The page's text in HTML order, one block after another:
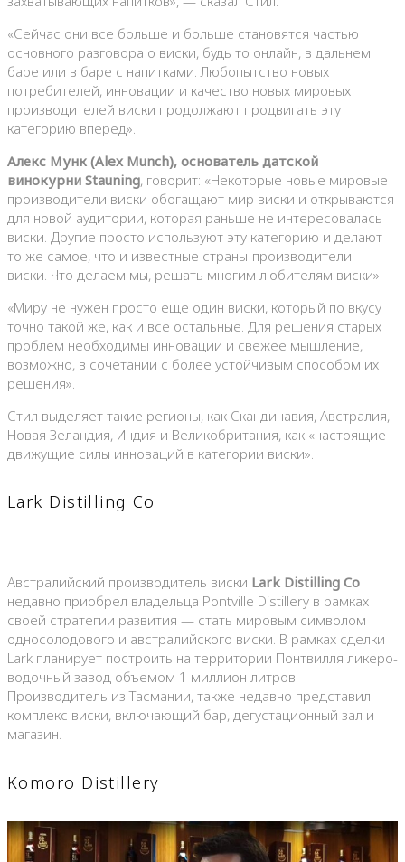
«Сейчас они все больше и больше становятся частью
основного разговора о виски, будь то онлайн, в дальнем
баре или в баре с напитками. Любопытство новых
потребителей, инновации и качество новых мировых
производителей виски продолжают продвигать эту
категорию вперед».
Алекс Мунк (Alex Munch), основатель датской
винокурни Stauning, говорит: «Некоторые новые мировые
производители виски обогащают мир виски и открываются
для новой аудитории, которая раньше не интересовалась
виски. Другие просто используют эту категорию и делают
то же самое, что и известные страны-производители
виски. Что делаем мы, решать многим любителям виски».
«Миру не нужен просто еще один виски, который по вкусу
точно такой же, как и все остальные. Для решения старых
проблем необходимы инновации и свежее мышление,
возможно, в сочетании с более устойчивым способом их
решения».
Стил выделяет такие регионы, как Скандинавия, Австралия,
Новая Зеландия, Индия и Великобритания, как «настоящие
движущие силы инноваций в категории виски».
Lark Distilling Co
Австралийский производитель виски Lark Distilling Co
недавно приобрел владельца Pontville Distillery в рамках
своей стратегии развития — стать мировым символом
односолодового и австралийского виски. В рамках сделки
Lark планирует построить на территории Понтвилля ликеро-
водочный завод объемом 1 миллион литров.
Производитель из Тасмании, также недавно представил
комплекс виски, включающий бар, дегустационный зал и
магазин.
Komoro Distillery